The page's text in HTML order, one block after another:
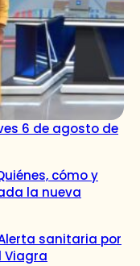
6 de agosto de
cómo y
la nueva
sanitaria por
Viagra